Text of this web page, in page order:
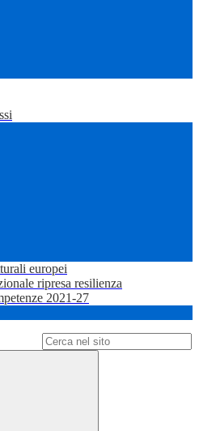
europei
ripresa resilienza
2021-27